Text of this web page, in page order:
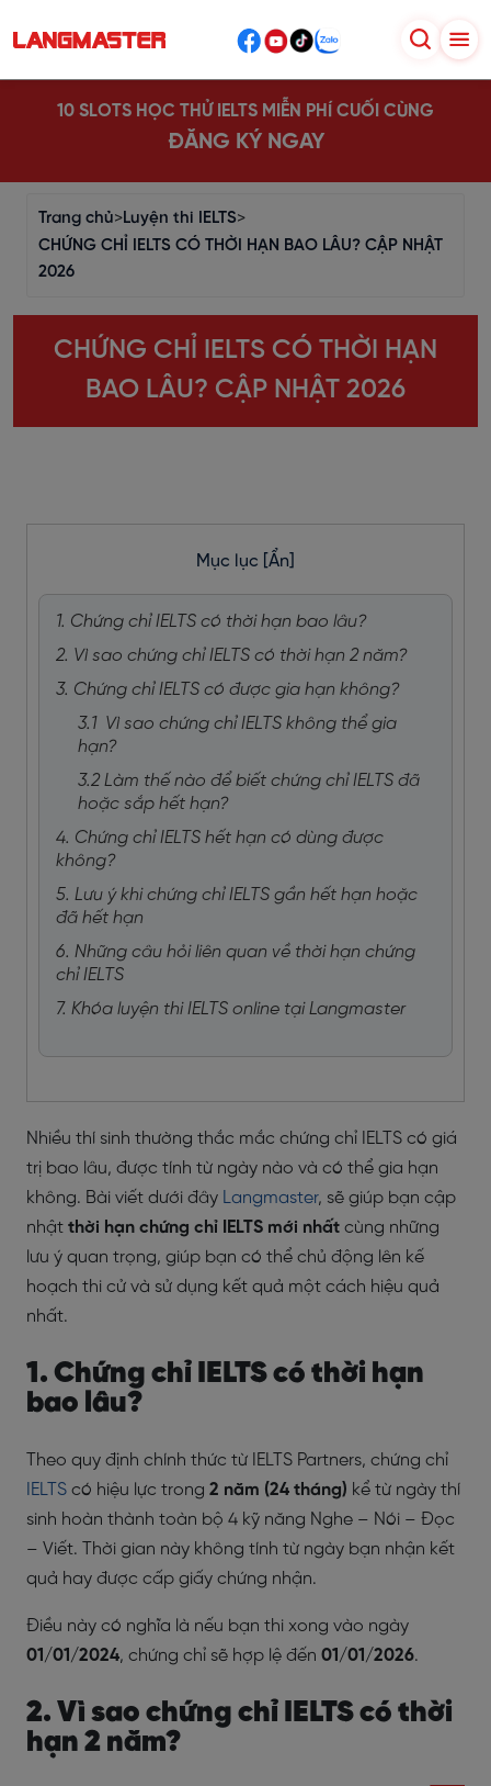
10 SLOTS HỌC THỬ IELTS MIỄN PHÍ CUỐI CÙNG
ĐĂNG KÝ NGAY
Trang chủ>Luyện thi IELTS>
CHỨNG CHỈ IELTS CÓ THỜI HẠN BAO LÂU? CẬP NHẬT
2026
CHỨNG CHỈ IELTS CÓ THỜI HẠN
BAO LÂU? CẬP NHẬT 2026
Mục lục [Ẩn]
1. Chứng chỉ IELTS có thời hạn bao lâu?
2. Vì sao chứng chỉ IELTS có thời hạn 2 năm?
3. Chứng chỉ IELTS có được gia hạn không?
3.1 Vì sao chứng chỉ IELTS không thể gia
hạn?
3.2 Làm thế nào để biết chứng chỉ IELTS đã
hoặc sắp hết hạn?
4. Chứng chỉ IELTS hết hạn có dùng được
không?
5. Lưu ý khi chứng chỉ IELTS gần hết hạn hoặc
đã hết hạn
6. Những câu hỏi liên quan về thời hạn chứng
chỉ IELTS
7. Khóa luyện thi IELTS online tại Langmaster
Nhiều thí sinh thường thắc mắc chứng chỉ IELTS có giá
trị bao lâu, được tính từ ngày nào và có thể gia hạn
không. Bài viết dưới đây Langmaster, sẽ giúp bạn cập
nhật thời hạn chứng chỉ IELTS mới nhất cùng những
lưu ý quan trọng, giúp bạn có thể chủ động lên kế
hoạch thi cử và sử dụng kết quả một cách hiệu quả
nhất.
1. Chứng chỉ IELTS có thời hạn
bao lâu?
Theo quy định chính thức từ IELTS Partners, chứng chỉ
IELTS có hiệu lực trong 2 năm (24 tháng) kể từ ngày thí
sinh hoàn thành toàn bộ 4 kỹ năng Nghe – Nói – Đọc
– Viết. Thời gian này không tính từ ngày bạn nhận kết
quả hay được cấp giấy chứng nhận.
Điều này có nghĩa là nếu bạn thi xong vào ngày
01/01/2024, chứng chỉ sẽ hợp lệ đến 01/01/2026.
2. Vì sao chứng chỉ IELTS có thời
hạn 2 năm?